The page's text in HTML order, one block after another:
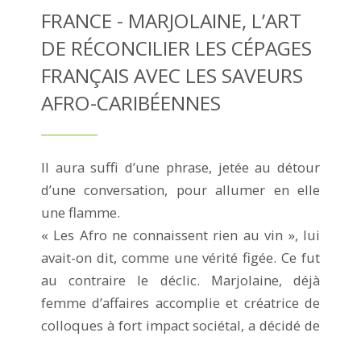
FRANCE - MARJOLAINE, L’ART
DE RÉCONCILIER LES CÉPAGES
FRANÇAIS AVEC LES SAVEURS
AFRO-CARIBÉENNES
Il aura suffi d’une phrase, jetée au détour
d’une conversation, pour allumer en elle
une flamme.
« Les Afro ne connaissent rien au vin », lui
avait-on dit, comme une vérité figée. Ce fut
au contraire le déclic. Marjolaine, déjà
femme d’affaires accomplie et créatrice de
colloques à fort impact sociétal, a décidé de